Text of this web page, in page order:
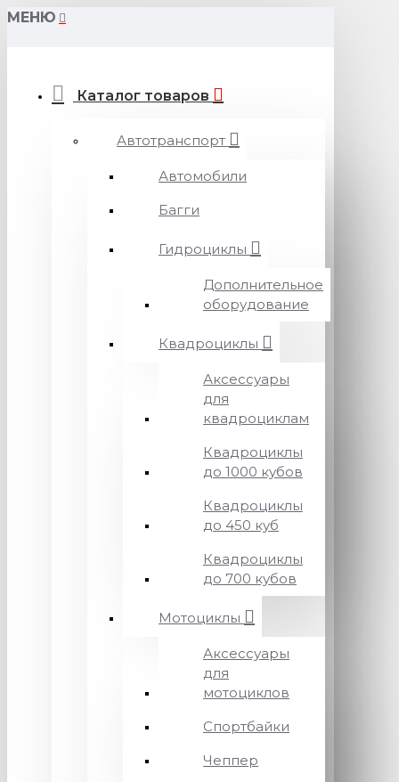
МЕНЮ
Каталог товаров
Автотранспорт
Автомобили
Багги
Гидроциклы
Дополнительное
оборудование
Квадроциклы
Аксессуары
для
квадроциклам
Квадроциклы
до 1000 кубов
Квадроциклы
до 450 куб
Квадроциклы
до 700 кубов
Мотоциклы
Аксессуары
для
мотоциклов
Спортбайки
Чеппер